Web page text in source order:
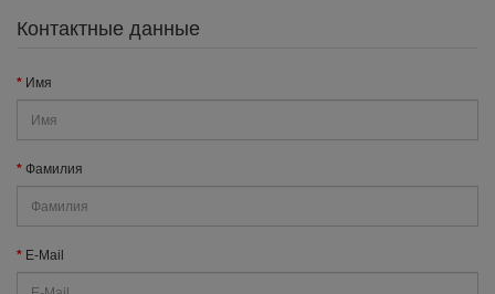
Контактные данные
Имя
Фамилия
E-Mail